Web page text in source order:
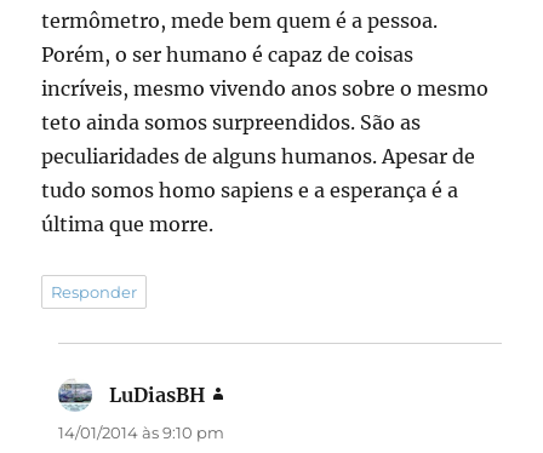
termômetro, mede bem quem é a pessoa.
Porém, o ser humano é capaz de coisas
incríveis, mesmo vivendo anos sobre o mesmo
teto ainda somos surpreendidos. São as
peculiaridades de alguns humanos. Apesar de
tudo somos homo sapiens e a esperança é a
última que morre.
Responder
LuDiasBH
14/01/2014 às 9:10 pm